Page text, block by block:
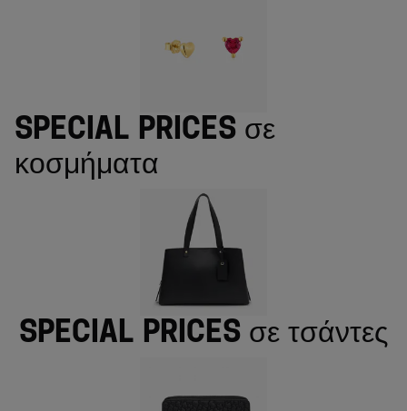
Special prices σε
κοσμήματα
Special prices σε τσάντες